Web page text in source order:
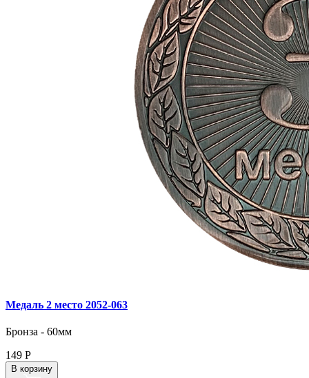
Медаль 2 место 2052‑063
Бронза - 60мм
149 Р
В корзину